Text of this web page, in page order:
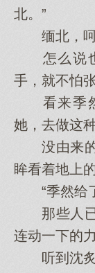
北。”
缅北，呵
怎么说也
手，就不怕
看来季然
她，去做这
没由来的
眸看着地上
“季然给了
那些人已
连动一下的
听到沈炙